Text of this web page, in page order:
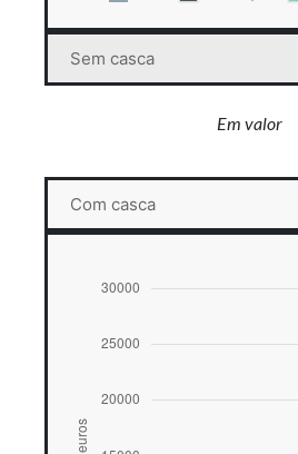
Sem casca
Em valor
Com casca